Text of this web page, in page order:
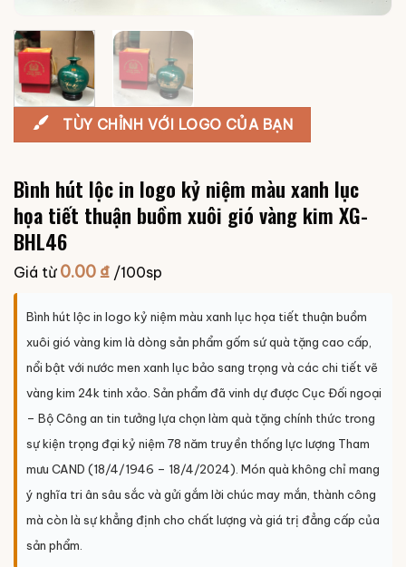
TÙY CHỈNH VỚI LOGO CỦA BẠN
Bình hút lộc in logo kỷ niệm màu xanh lục
họa tiết thuận buồm xuôi gió vàng kim XG-
BHL46
Giá từ 0.00₫ /100sp
Bình hút lộc in logo kỷ niệm màu xanh lục họa tiết thuận buồm
xuôi gió vàng kim là dòng sản phẩm gốm sứ quà tặng cao cấp,
nổi bật với nước men xanh lục bảo sang trọng và các chi tiết vẽ
vàng kim 24k tinh xảo. Sản phẩm đã vinh dự được Cục Đối ngoại
– Bộ Công an tin tưởng lựa chọn làm quà tặng chính thức trong
sự kiện trọng đại kỷ niệm 78 năm truyền thống lực lượng Tham
mưu CAND (18/4/1946 – 18/4/2024). Món quà không chỉ mang
ý nghĩa tri ân sâu sắc và gửi gắm lời chúc may mắn, thành công
mà còn là sự khẳng định cho chất lượng và giá trị đẳng cấp của
sản phẩm.